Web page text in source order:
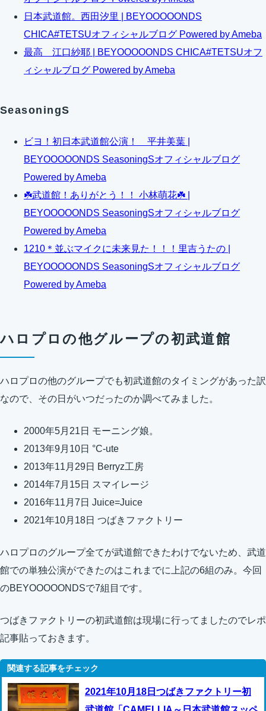
日本武道館。西田汐里 | BEYOOOOONDS
CHICA#TETSUオフィシャルブログ Powered by Ameba
最高 江口紗耶 | BEYOOOOONDS CHICA#TETSUオフ
ィシャルブログ Powered by Ameba
SeasoningS
ビヨ！初日本武道館公演！ 平井美葉 |
BEYOOOOONDS SeasoningSオフィシャルブログ
Powered by Ameba
☘️武道館！ありがとう！！ 小林萌花☘️ |
BEYOOOOONDS SeasoningSオフィシャルブログ
Powered by Ameba
1210＊並ぶマイクに未来見た！！！里吉うたの |
BEYOOOOONDS SeasoningSオフィシャルブログ
Powered by Ameba
ハロプロの他グループの初武道館
ハロプロの他のグループでも初武道館のタイミングがあった訳
なので、その日がいつだったのか調べてみました。
2000年5月21日 モーニング娘。
2013年9月10日 °C-ute
2013年11月29日 Berryz工房
2014年7月15日 スマイレージ
2016年11月7日 Juice=Juice
2021年10月18日 つばきファクトリー
ハロプロのグループ全てが武道館できたわけでないため、武道
館での単独公演ができたのはこれまでに上記の6組のみ。今回
のBEYOOOOONDSで7組目です。
つばきファクトリーの初武道館は現場に行ってましたのでレポ
記事貼っておきます。
2021年10月18日つばきファクトリー初